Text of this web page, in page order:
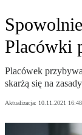
Placówki
Placówek
skarżą się na
Aktualizacja: 10.11.2021 16:48